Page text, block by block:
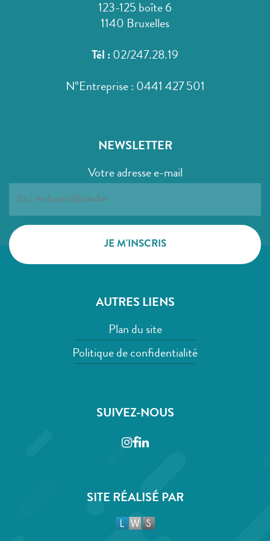
123-125 boîte 6
1140 Bruxelles
Tél : 02/247.28.19
N°Entreprise : 0441 427 501
NEWSLETTER
Votre adresse e-mail
AUTRES LIENS
Plan du site
Politique de confidentialité
SUIVEZ-NOUS
Instagram
Facebook
LinkedIn
SITE RÉALISÉ PAR